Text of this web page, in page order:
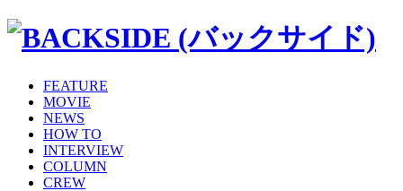
FEATURE
MOVIE
NEWS
HOW TO
INTERVIEW
COLUMN
CREW